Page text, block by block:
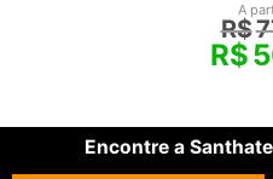
A
R$
R$
Encontre a